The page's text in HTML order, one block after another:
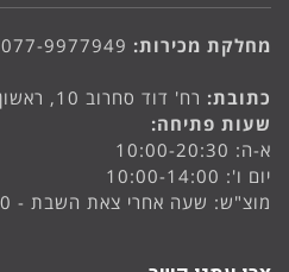
מחלקת מכירות: 077-9977949
כתובת: רח' דוד סחרוב 10, ראשון לציון
שעות פתיחה:
א-ה: 10:00-20:30
יום ו': 10:00-14:00
מוצ"ש: שעה אחרי צאת השבת - 22:00